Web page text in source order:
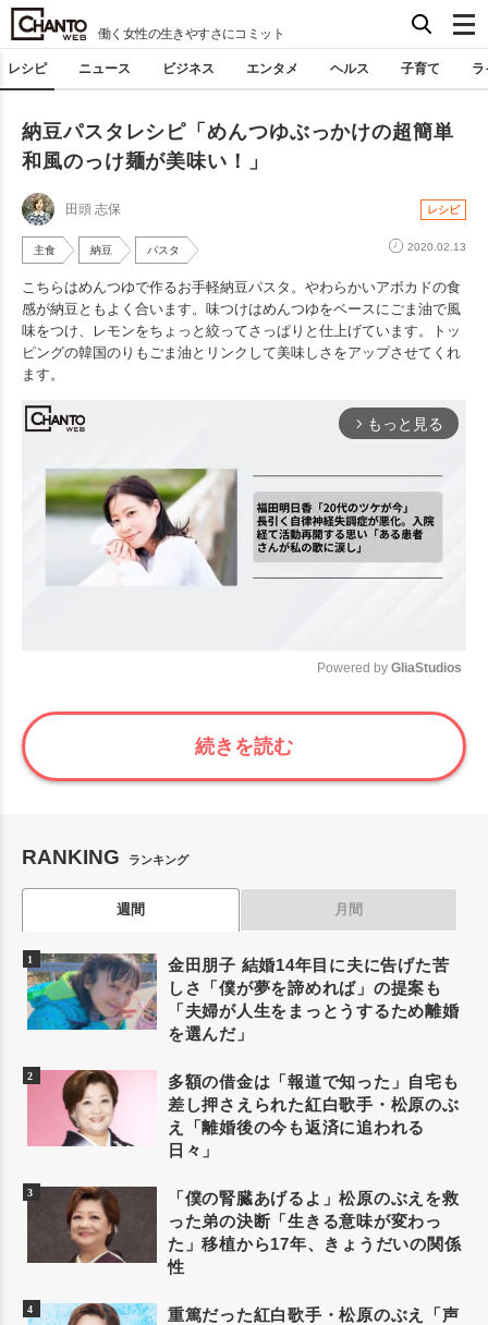
働く女性の生きやすさにコミット
レシピ ニュース ビジネス エンタメ ヘルス 子育て ラ
納豆パスタレシピ「めんつゆぶっかけの超簡単
和風のっけ麺が美味い！」
田頭 志保 レシピ
主食 納豆 パスタ 2020.02.13
こちらはめんつゆで作るお手軽納豆パスタ。やわらかいアボカドの食
感が納豆ともよく合います。味つけはめんつゆをベースにごま油で風
味をつけ、レモンをちょっと絞ってさっぱりと仕上げています。トッ
ピングの韓国のりもごま油とリンクして美味しさをアップさせてくれ
ます。
arrow_forward_ios もっと見る
Mute
Powered by GliaStudios
続きを読む
RANKING ランキング
週間 月間
金田朋子 結婚14年目に夫に告げた苦
しさ「僕が夢を諦めれば」の提案も
「夫婦が人生をまっとうするため離婚
を選んだ」
多額の借金は「報道で知った」自宅も
差し押さえられた紅白歌手・松原のぶ
え「離婚後の今も返済に追われる
日々」
「僕の腎臓あげるよ」松原のぶえを救
った弟の決断「生きる意味が変わっ
た」移植から17年、きょうだいの関係
性
重篤だった紅白歌手・松原のぶえ「声